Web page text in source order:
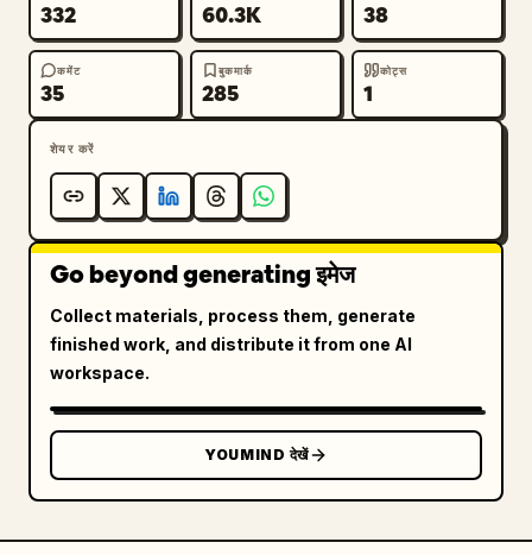
332 60.3K 38
कमेंट
35
बुकमार्क
285
कोट्स
1
शेयर करें
Go beyond generating इमेज
Collect materials, process them, generate
finished work, and distribute it from one AI
workspace.
YOUMIND देखें